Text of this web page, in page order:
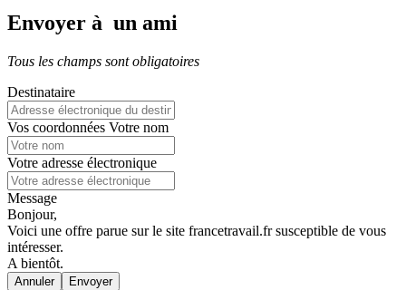
Envoyer à un ami
Tous les champs sont obligatoires
Destinataire
Vos coordonnées Votre nom
Votre adresse électronique
Message
Bonjour,
Voici une offre parue sur le site francetravail.fr susceptible de vous
intéresser.
A bientôt.
Annuler